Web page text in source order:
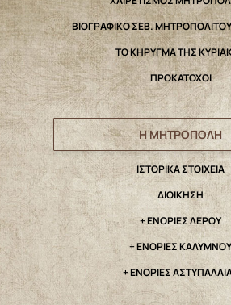
ΒΙΟΓΡΑΦΙΚΟ ΣΕΒ. ΜΗΤΡΟΠΟΛΙΤΟΥ
ΤΟ ΚΗΡΥΓΜΑ ΤΗΣ
ΠΡΟΚΑΤΟΧΟΙ
Η ΜΗΤΡΟΠΟΛΗ
IΣΤΟΡΙΚΑ ΣΤΟΙΧΕΙΑ
ΔΙΟΙΚΗΣΗ
+ ΕΝΟΡΙΕΣ ΛΕΡΟΥ
+ ΕΝΟΡΙΕΣ
+ ΕΝΟΡΙΕΣ